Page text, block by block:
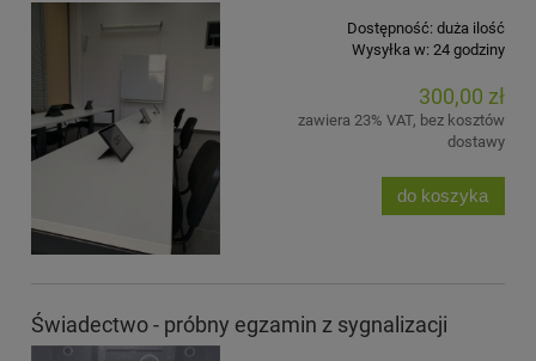
Dostępność: duża ilość
Wysyłka w: 24 godziny
300,00 zł
zawiera 23% VAT, bez kosztów
dostawy
do koszyka
Świadectwo - próbny egzamin z sygnalizacji